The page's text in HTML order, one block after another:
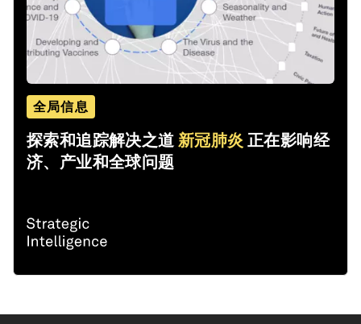
全局信息
探索和追踪解决之道 新冠肺炎 正在影响经
济、产业和全球问题